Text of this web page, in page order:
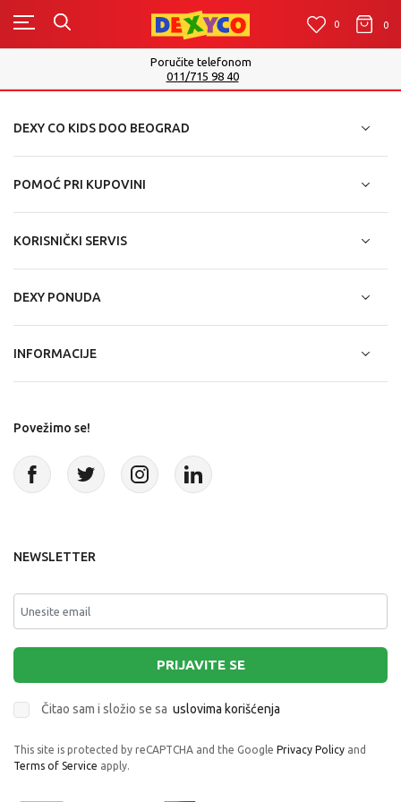
0 0 0
Poručite telefonom
011/715 98 40
DEXY CO KIDS DOO BEOGRAD
POMOĆ PRI KUPOVINI
KORISNIČKI SERVIS
DEXY PONUDA
INFORMACIJE
Povežimo se!
NEWSLETTER
PRIJAVITE SE
Čitao sam i složio se sa uslovima korišćenja
This site is protected by reCAPTCHA and the Google Privacy Policy and
Terms of Service apply.